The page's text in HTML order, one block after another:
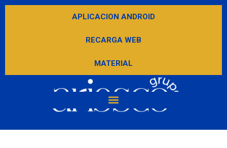
APLICACION ANDROID
RECARGA WEB
MATERIAL